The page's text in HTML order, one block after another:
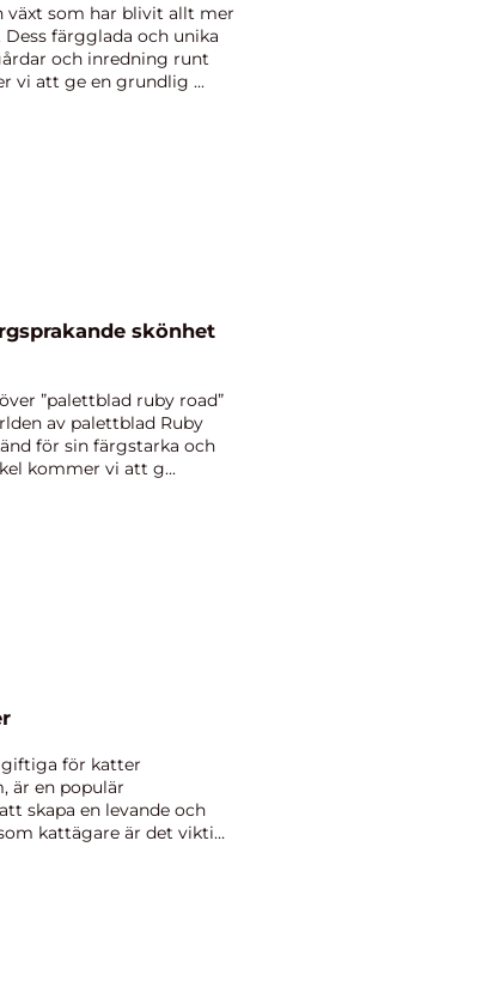
växt som har blivit allt mer
färgglada och unika
och inredning runt
vi att ge en grundlig ...
skönhet
”palettblad ruby road”
av palettblad Ruby
för sin färgstarka och
kommer vi att g...
giftiga för katter
är en populär
skapa en levande och
kattägare är det viktigt